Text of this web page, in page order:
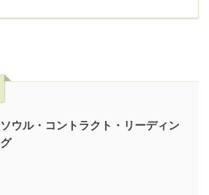
ソウル・コントラクト・リーディン
グ